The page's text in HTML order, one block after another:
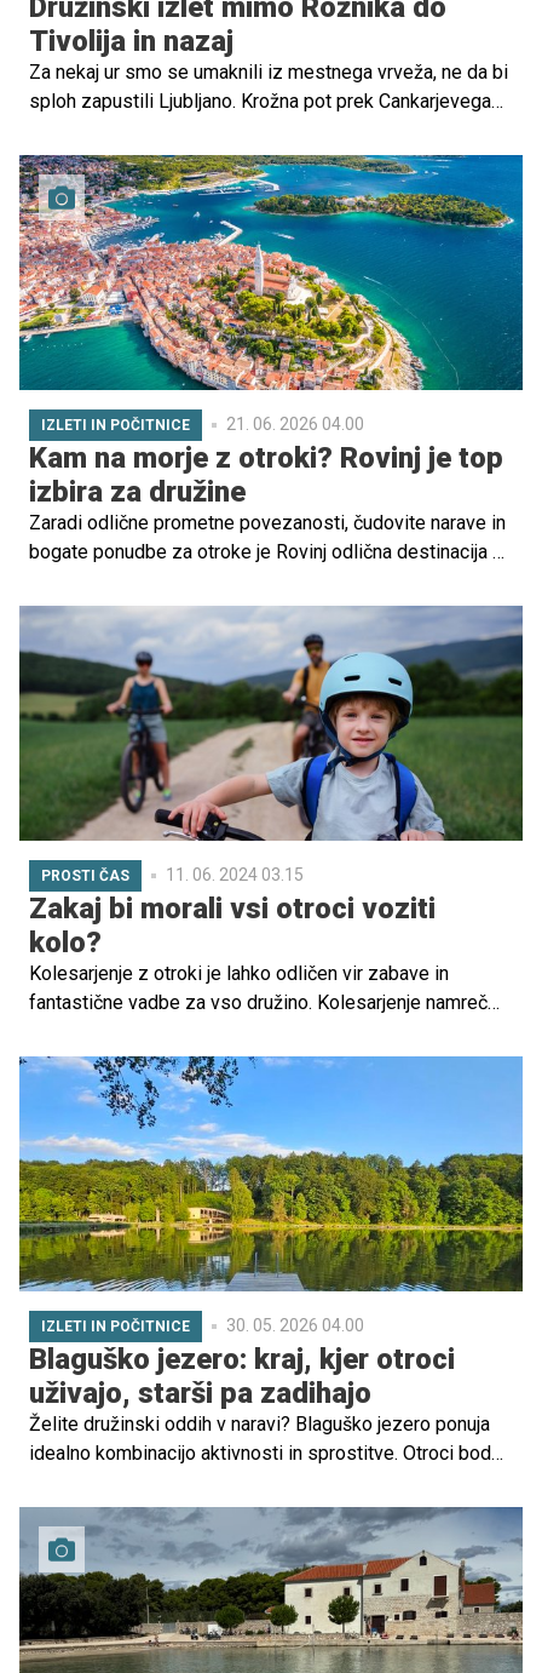
Tivolija in nazaj
Za nekaj ur smo se umaknili iz mestnega vrveža, ne da bi
sploh zapustili Ljubljano. Krožna pot prek Cankarjevega
prijetno gozdno senco in mestni park. Na lepo junijsko
dopoldne smo ugotovili, zakaj je okolica Rožnika ena
najbolj priljubljenih izletniških točk v prestolnici.
IZLETI IN POČITNICE 21. 06. 2026 04.00
Kam na morje z otroki? Rovinj je top
izbira za družine
Zaradi odlične prometne povezanosti, čudovite narave in
bogate ponudbe za otroke je Rovinj odlična destinacija za
PROSTI ČAS 11. 06. 2024 03.15
Zakaj bi morali vsi otroci voziti
kolo?
Kolesarjenje z otroki je lahko odličen vir zabave in
fantastične vadbe za vso družino. Kolesarjenje namreč
Toda, ko kolesarite z otroki, je ključnega pomena, da
ostanete čim bolj varni.
IZLETI IN POČITNICE 30. 05. 2026 04.00
Blaguško jezero: kraj, kjer otroci
uživajo, starši pa zadihajo
Želite družinski oddih v naravi? Blaguško jezero ponuja
idealno kombinacijo aktivnosti in sprostitve. Otroci bodo
mlina, starši pa nad sprehodi, kolesarjenjem in mirnimi
kotički za počitek. Preverite možnosti za nepozaben
družinski izlet.